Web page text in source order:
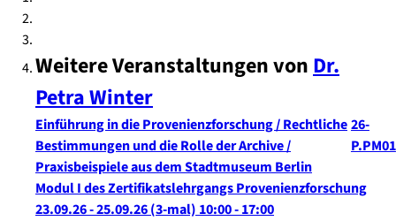
Weitere Veranstaltungen vonDr.
PetraWinter
Einführung in die Provenienzforschung / Rechtliche
Bestimmungen und die Rolle der Archive /
Praxisbeispiele aus dem Stadtmuseum Berlin
26-
P.PM01
Modul I des Zertifikatslehrgangs Provenienzforschung
23.09.26 - 25.09.26(3-mal) 10:00- 17:00